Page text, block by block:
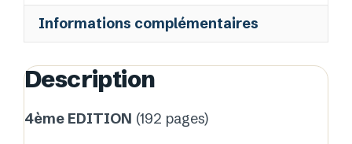
ECSR
Informations complémentaires
Description
4ème EDITION (192 pages)